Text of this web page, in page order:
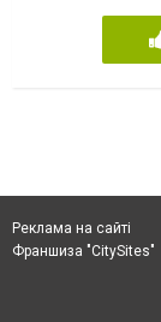
Реклама на сайті
Франшиза "CitySites"